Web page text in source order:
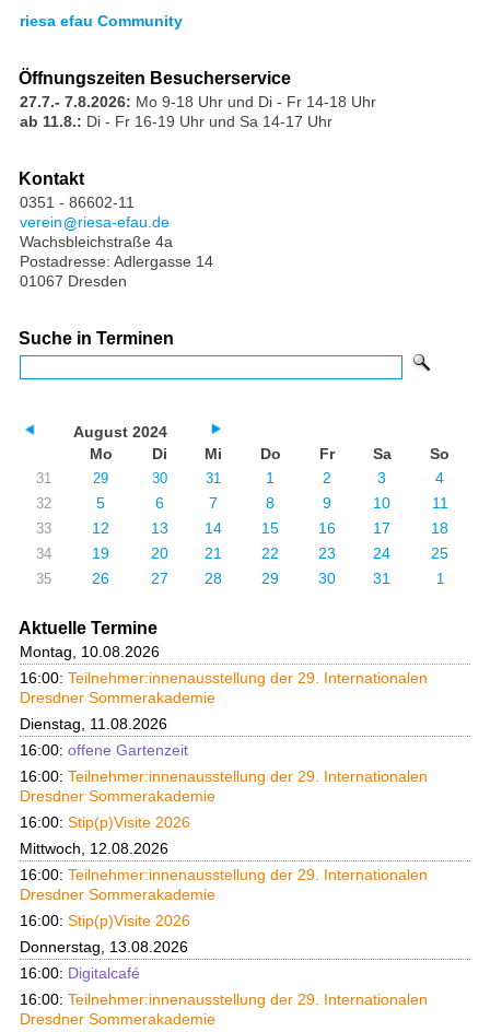
riesa efau Community
Öffnungszeiten Besucherservice
27.7.- 7.8.2026: Mo 9-18 Uhr und Di - Fr 14-18 Uhr
ab 11.8.: Di - Fr 16-19 Uhr und Sa 14-17 Uhr
Kontakt
0351 - 86602-11
verein
riesa-efau.de
Wachsbleichstraße 4a
Postadresse: Adlergasse 14
01067 Dresden
Suche in Terminen
August 2024
Mo
Di Mi Do Fr Sa So
31 29 30 31 1 2 3 4
32 5 6 7 8 9 10 11
33 12 13 14 15 16 17 18
34 19 20 21 22 23 24 25
35 26 27 28 29 30 31 1
Aktuelle Termine
Montag, 10.08.2026
16:00: Teilnehmer:innenausstellung der 29. Internationalen
Dresdner Sommerakademie
Dienstag, 11.08.2026
16:00: offene Gartenzeit
16:00: Teilnehmer:innenausstellung der 29. Internationalen
Dresdner Sommerakademie
16:00: Stip(p)Visite 2026
Mittwoch, 12.08.2026
16:00: Teilnehmer:innenausstellung der 29. Internationalen
Dresdner Sommerakademie
16:00: Stip(p)Visite 2026
Donnerstag, 13.08.2026
16:00: Digitalcafé
16:00: Teilnehmer:innenausstellung der 29. Internationalen
Dresdner Sommerakademie